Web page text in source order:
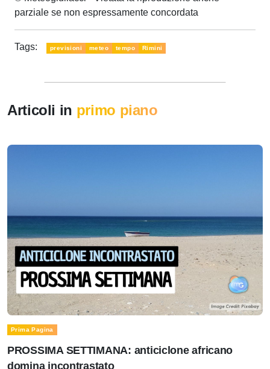
parziale se non espressamente concordata
Tags: previsioni meteo tempo Rimini
Articoli in primo piano
Prima Pagina
PROSSIMA SETTIMANA: anticiclone africano
domina incontrastato